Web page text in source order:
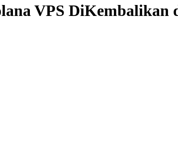
VPS